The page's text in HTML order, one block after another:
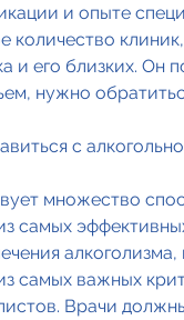
и опыте
количество
и его близких. Он
нужно
с
множество
самых
самых важных
Врачи